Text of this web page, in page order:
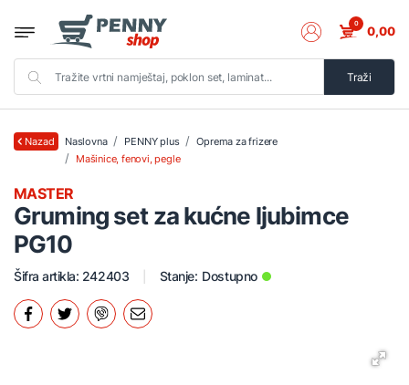
Traži
0 0,00
Nazad Naslovna PENNY plus
Oprema za frizere
Mašinice, fenovi, pegle
Gruming set za kućne ljubimce
PG10
MASTER
Šifra artikla: 242403 Stanje: Dostupno